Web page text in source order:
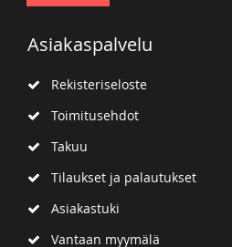
Asiakaspalvelu
Rekisteriseloste
Toimitusehdot
Takuu
Tilaukset ja palautukset
Asiakastuki
Vantaan myymälä